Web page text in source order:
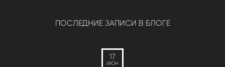
ПОСЛЕДНИЕ ЗАПИСИ В БЛОГЕ
17
ИЮН